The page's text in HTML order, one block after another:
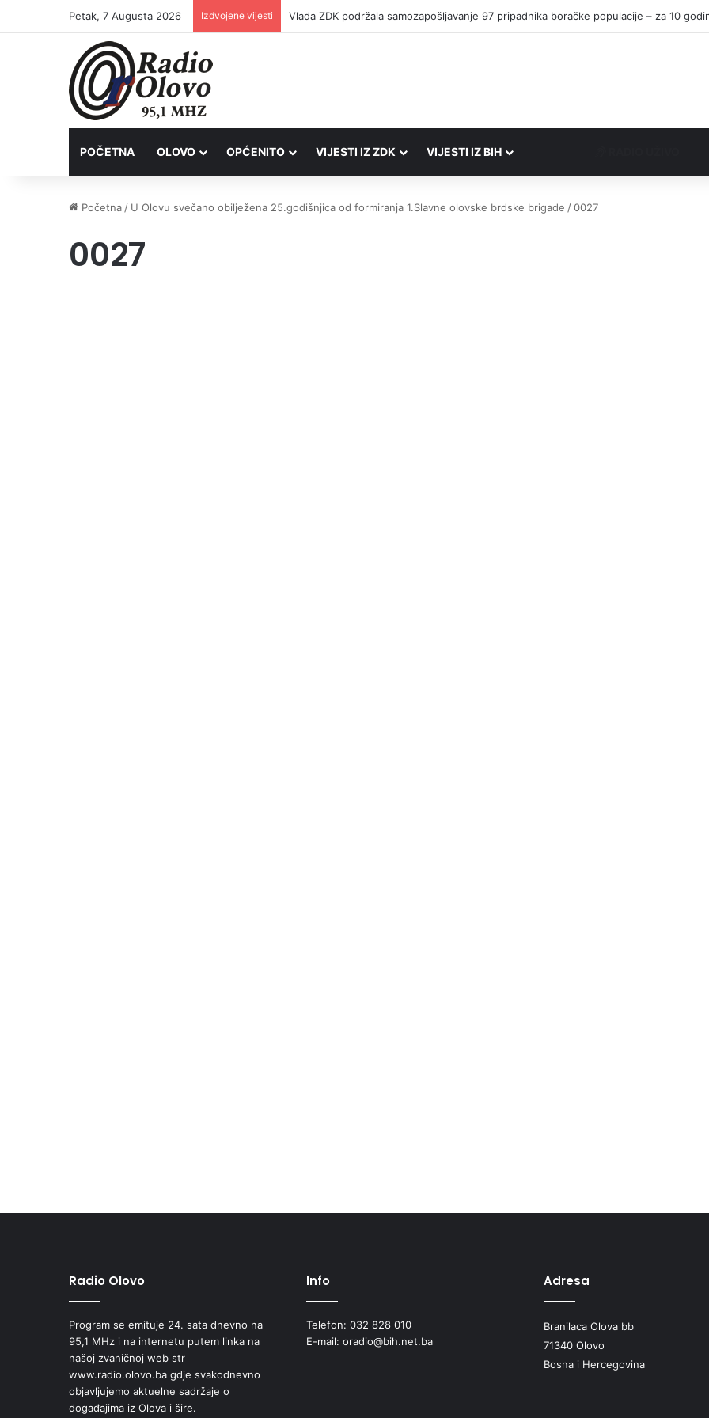
Petak, 7 Augusta 2026 Izdvojene vijesti
POČETNA OLOVO OPĆENITO VIJESTI IZ ZDK VIJESTI IZ BIH
Početna / U Olovu svečano obilježena 25.godišnjica od formiranja 1.Slavne olovske brdske brigade /0027
0027
Radio Olovo
Program se emituje 24. sata dnevno na
95,1 MHz i na internetu putem linka na
našoj zvaničnoj web str
www.radio.olovo.ba gdje svakodnevno
objavljujemo aktuelne sadržaje o
događajima iz Olova i šire.
Info
Telefon: 032 828 010
E-mail: oradio@bih.net.ba
Adresa
Branilaca Olova bb
71340 Olovo
Bosna i Hercegovina